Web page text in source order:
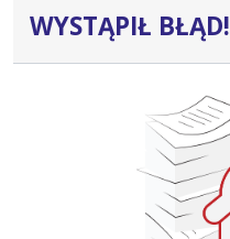
WYSTĄPIŁ BŁĄD!